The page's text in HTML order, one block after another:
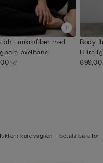
bh i mikrofiber med
axelband
kr
Body
i kundvagnen – betala bara för